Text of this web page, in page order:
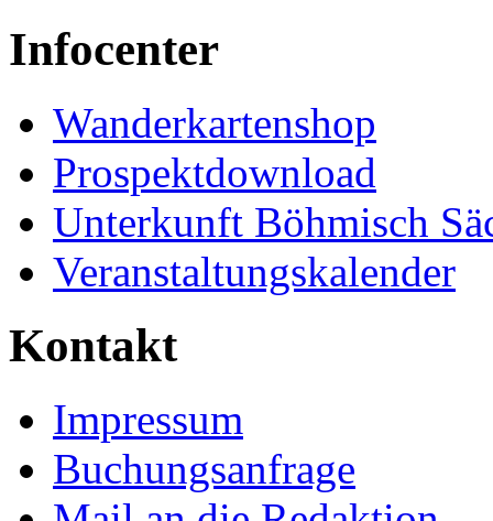
Infocenter
Wanderkartenshop
Prospektdownload
Unterkunft Böhmisch
Veranstaltungskalender
Kontakt
Impressum
Buchungsanfrage